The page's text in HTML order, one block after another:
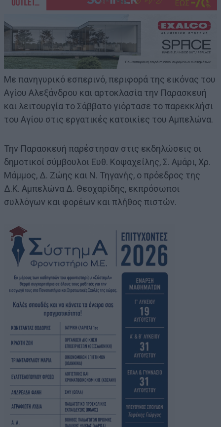
Με πανηγυρικό εσπερινό, περιφορά της εικόνας του
Αγίου Αλεξάνδρου και αρτοκλασία την Παρασκευή
και λειτουργία το Σάββατο γιόρτασε το παρεκκλήσι
του Αγίου στις εργατικές κατοικίες του Αμπελώνα.
Την Παρασκευή παρέστησαν στις εκδηλώσεις οι
δημοτικοί σύμβουλοι Ευθ. Κοψαχείλης, Σ. Αμάρι, Χρ.
Μάμμος, Δ. Ζώης και Ν. Τηγανής, ο πρόεδρος της
Δ.Κ. Αμπελώνα Δ. Θεοχαρίδης, εκπρόσωποι
συλλόγων και φορέων και πλήθος πιστών.